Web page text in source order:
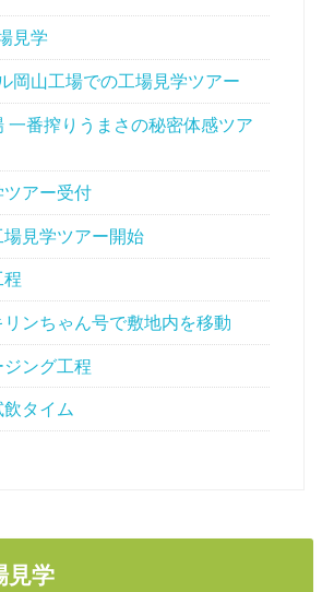
見学
岡山工場での工場見学ツアー
一番搾りうまさの秘密体感ツア
ツアー受付
場見学ツアー開始
程
ンちゃん号で敷地内を移動
ング工程
タイム
見学